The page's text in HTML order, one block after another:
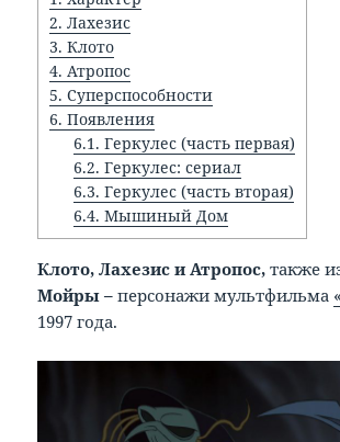
2. Лахезис
3. Клото
4. Атропос
5. Суперспособности
6. Появления
6.1. Геркулес (часть первая)
6.2. Геркулес: сериал
6.3. Геркулес (часть вторая)
6.4. Мышиный Дом
Клото, Лахезис и Атропос,также
Мойры –персонажи мультфильма
1997 года.